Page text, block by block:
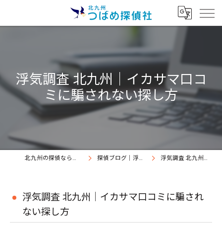
浮気調査 北九州｜イカサマ口コ
ミに騙されない探し方
北九州の探偵なら北九州つばめ探偵社｜証拠満載提出継続中 探偵ブログ｜浮気調査北九州、北九州つばめ探偵社 浮気調査 北九州｜イカサマ口コミに騙されない探し方
浮気調査 北九州｜イカサマ口コミに騙され
ない探し方